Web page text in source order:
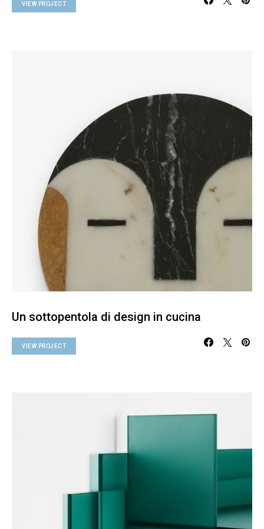
VIEW PROJECT
Un sottopentola di design in cucina
VIEW PROJECT